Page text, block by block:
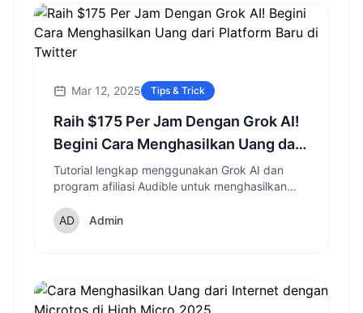
Mar 12, 2025 Tips & Trick
Raih $175 Per Jam Dengan Grok AI!
Begini Cara Menghasilkan Uang dari
Platform Baru di Twitter
Tutorial lengkap menggunakan Grok AI dan
program afiliasi Audible untuk menghasilkan
followers. Simak strateginya!
Admin